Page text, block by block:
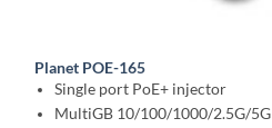
Planet POE-165
Single port PoE+ injector
MultiGB 10/100/1000/2.5G/5G